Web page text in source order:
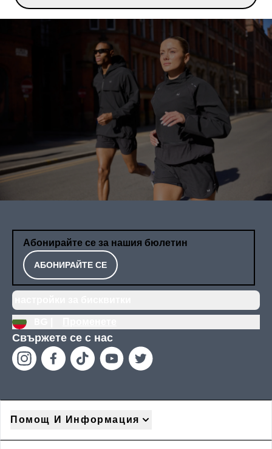
Абонирайте се за нашия бюлетин
АБОНИРАЙТЕ СЕ
Свържете се с нас
Помощ И Информация